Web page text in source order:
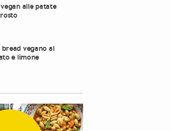
alle patate
bread vegano al
e limone